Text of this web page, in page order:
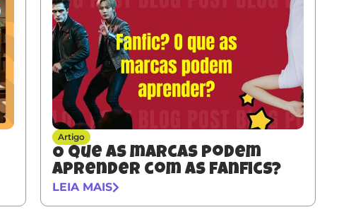
Artigo
O que as marcas podem
aprender com as fanfics?
LEIA MAIS